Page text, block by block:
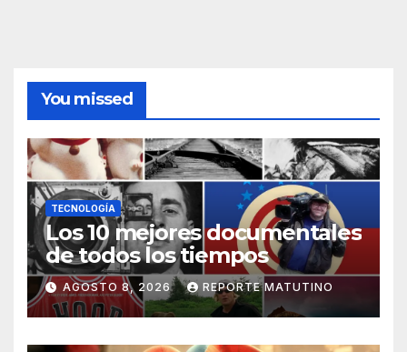
You missed
TECNOLOGÍA
Los 10 mejores documentales
de todos los tiempos
AGOSTO 8, 2026 REPORTE MATUTINO